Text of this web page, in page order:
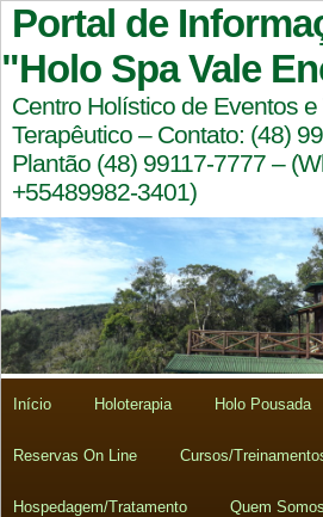
Portal de
"Holo Spa Vale
Centro Holístico de Eventos
Terapêutico – Contato: (48)
Plantão (48) 99117-7777 –
+55489982-3401)
Início Holoterapia Holo Pousada
Reservas On Line Cursos/
Hospedagem/Tratamento Quem Somos